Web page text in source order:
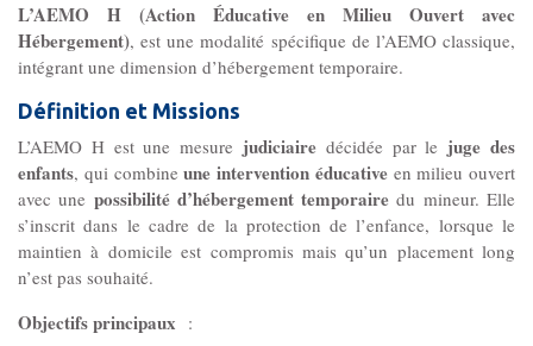
Nos partenaires
Institutionnels
Acteurs
Gouvernance
Conseil d’administration
Le siège
L’AEMO H (Action Éducative en Milieu Ouvert avec
Hébergement), est une modalité spécifique de l’AEMO classique,
intégrant une dimension d’hébergement temporaire.
Définition et Missions
L’AEMO H est une mesure judiciaire décidée par le juge des
enfants, qui combineune intervention éducativeen milieu ouvert
avec une possibilité d’hébergement temporaire du mineur. Elle
s’inscrit dans le cadre de la protection de l’enfance, lorsque le
maintien à domicile est compromis mais qu’un placement long
n’est pas souhaité.
Objectifs principaux :